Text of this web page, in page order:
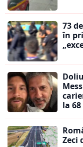
73
în
la
Zeci